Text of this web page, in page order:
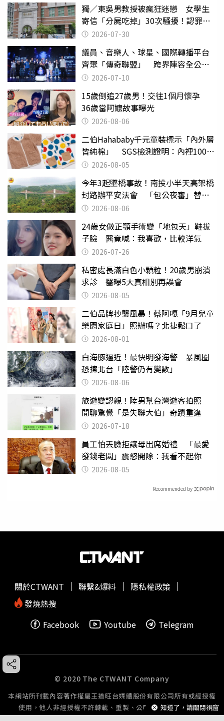
獨／東吳男教授被瘋狂迷戀 女學生
寄信「分屍吃掉」30次騷擾！認罪免
關 2026-07-30
議員、音樂人、球星、國際轉播平台
齊聚「傳奇聯盟」 跨界陣容全公
開 劍指亞洲新傳奇聯賽
2026-07-10
15歲倒追27歲男！交往1個月懷孕
36歲當阿嬤故事曝光
2026-08-06
二伯Hahababy千元童裝標示「內外層
皆純棉」 SGS檢測證明：內裡100%
聚酯纖維
2026-08-05
今年3起墜橋事故！南投小半天高架橋
封路辦平安法會 「包公夜審」替亡
魂伸冤
2026-08-06
24歲女做正顎手術變「地包天」鞋拔
子臉 醫竟喊：我喜歡，比較洋氣
2026-07-26
私密處長滿白色小顆粒！20歲男崩潰
求診 醫曝5大真相別再誤會
2026-08-05
二伯品牌抄襲風暴！蔡阿嘎「9月兒童
樂園家庭日」照辦嗎？北捷鬆口了
2026-08-01
白海豚逼近！最快明發海警 暴風圈
恐擦北台「陸警仍有變數」
2026-08-06
旅遊變認親！陸男幫台灣遊客拍照
閒聊驚覺「是失聯大伯」奇蹟重逢
2026-07-18
員工怕丟臉拒讓母出席婚禮 「最愛
發錢老闆」震怒開除：我看不起你
2026-08-05
Recommended by
知道了，請關閉視窗
關於CTWANT 聯繫&爆料
隱私權政策
發燒熱搜
Facebook
Youtube Telegram
© 2020 The CTWANT Company
本網站所刊載內容著作權屬王道旺台媒體股份有限公司所有或經授權
使用，他人非經授權不許轉載、重製、公開播送或公開傳輸。